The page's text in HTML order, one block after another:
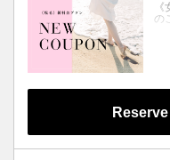
の
「
要
ン